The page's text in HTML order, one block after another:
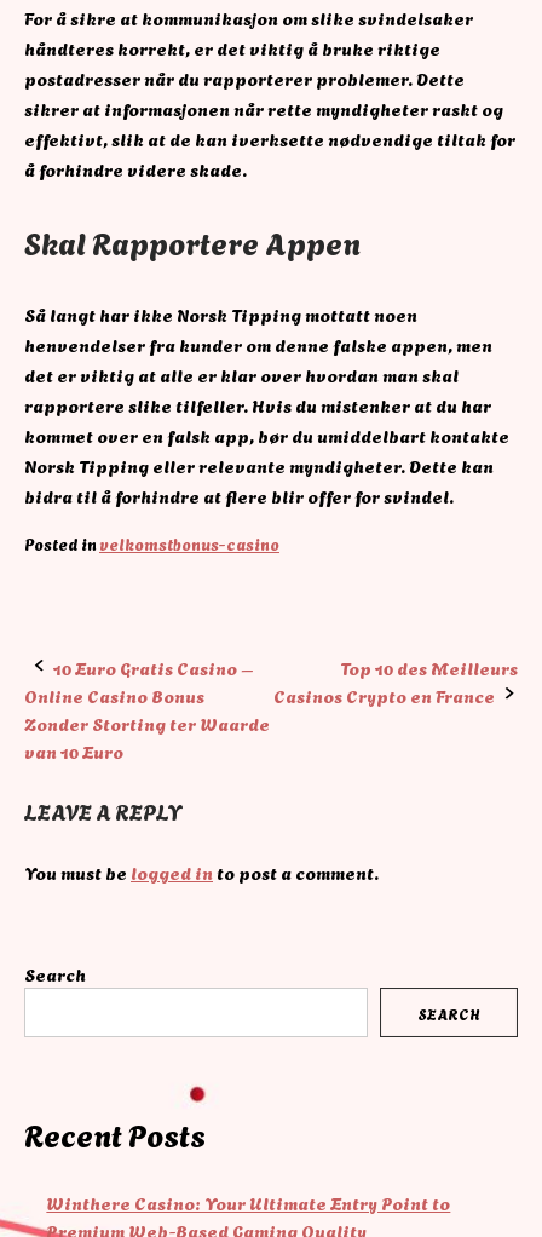
For å sikre at kommunikasjon om slike svindelsaker
håndteres korrekt, er det viktig å bruke riktige
postadresser når du rapporterer problemer. Dette
sikrer at informasjonen når rette myndigheter raskt og
effektivt, slik at de kan iverksette nødvendige tiltak for
å forhindre videre skade.
Skal Rapportere Appen
Så langt har ikke Norsk Tipping mottatt noen
henvendelser fra kunder om denne falske appen, men
det er viktig at alle er klar over hvordan man skal
rapportere slike tilfeller. Hvis du mistenker at du har
kommet over en falsk app, bør du umiddelbart kontakte
Norsk Tipping eller relevante myndigheter. Dette kan
bidra til å forhindre at flere blir offer for svindel.
Posted invelkomstbonus-casino
Post
navigation
10 Euro Gratis Casino –
Online Casino Bonus
Zonder Storting ter Waarde
van 10 Euro
Top 10 des Meilleurs
Casinos Crypto en France
LEAVE A REPLY
You must be logged into post a comment.
Search
SEARCH
Recent Posts
Winthere Casino: Your Ultimate Entry Point to
Premium Web-Based Gaming Quality